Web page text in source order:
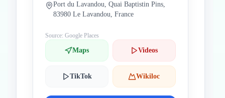
Port du Lavandou, Quai Baptistin Pins,
83980 Le Lavandou, France
Source: Google Places
Maps Videos
TikTok Wikiloc